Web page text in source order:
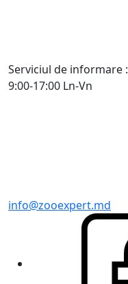
Serviciul de informare :
9:00-17:00 Ln-Vn
info@zooexpert.md